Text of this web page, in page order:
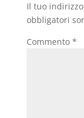
Il tuo
obbligatori
Commento *